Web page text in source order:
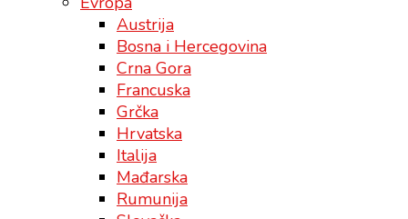
Austrija
Bosna i Hercegovina
Crna Gora
Francuska
Grčka
Hrvatska
Italija
Mađarska
Rumunija